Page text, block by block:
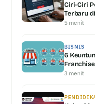
Ciri-Ciri
Terbaru
5 menit
BISNIS
6
Franchise
3 menit